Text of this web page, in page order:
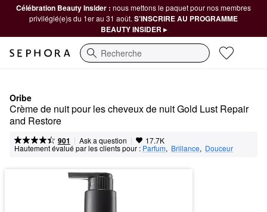
Célébration Beauty Insider : nous mettons le paquet pour nos membres
privilégié(e)s du 1er au 31 août. S’INSCRIRE AU PROGRAMME
BEAUTY INSIDER ▸
Recherche
Oribe
Crème de nuit pour les cheveux de nuit Gold Lust Repair
and Restore
901 | Ask a question | 17.7K
Hautement évalué par les clients pour : Parfum, Brillance, Douceur